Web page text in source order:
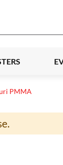
PMMA